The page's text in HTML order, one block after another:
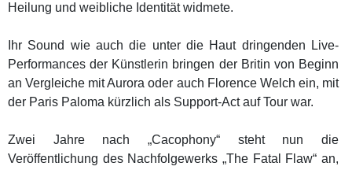
Heilung und weibliche Identität widmete.
Ihr Sound wie auch die unter die Haut dringenden Live-
Performances der Künstlerin bringen der Britin von Beginn
an Vergleiche mit Aurora oder auch Florence Welch ein, mit
der Paris Paloma kürzlich als Support-Act auf Tour war.
Zwei Jahre nach „Cacophony“ steht nun die
Veröffentlichung des Nachfolgewerks „The Fatal Flaw“ an,